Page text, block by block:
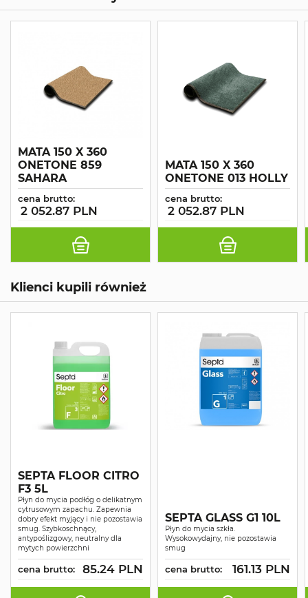
MATA 150 X 360
ONETONE 859
SAHARA
cena brutto:
2 052.87 PLN
MATA 150 X 360
ONETONE 013 HOLLY
cena brutto:
2 052.87 PLN
Klienci kupili również
SEPTA FLOOR CITRO
F3 5L
Płyn do mycia podłóg o delikatnym
cytrusowym zapachu. Zapewnia
dobry efekt myjący i nie pozostawia
smug. Szybkoschnący,
antypoślizgowy, neutralny dla
mytych powierzchni
cena brutto: 85.24 PLN
SEPTA GLASS G1 10L
Płyn do mycia szkła.
Wysokowydajny, nie pozostawia
smug
cena brutto: 161.13 PLN